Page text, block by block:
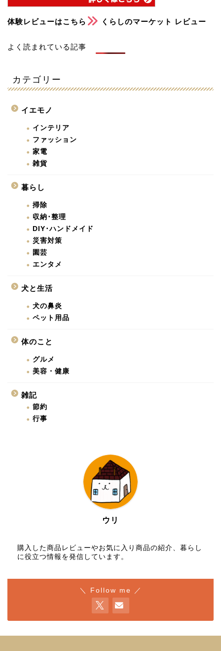
体験レビューはこちら くらしのマーケット レビュー
よく読まれている記事
カテゴリー
イエモノ
インテリア
ファッション
家電
雑貨
暮らし
掃除
収納･整理
DIY･ハンドメイド
災害対策
園芸
エンタメ
犬と生活
犬の鼻炎
ペット用品
体のこと
グルメ
美容・健康
雑記
節約
行事
ウリ
購入した商品レビューやお気に入り商品の紹介、暮らし
に役立つ情報を発信しています。
＼ Follow me ／